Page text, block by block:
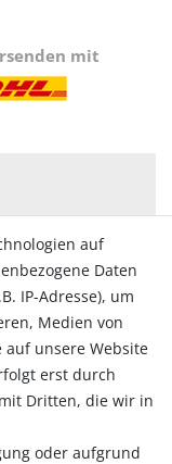
mit
auf
Daten
IP-Adresse), um
Medien von
unsere Website
erst durch
Dritten, die wir in
oder aufgrund